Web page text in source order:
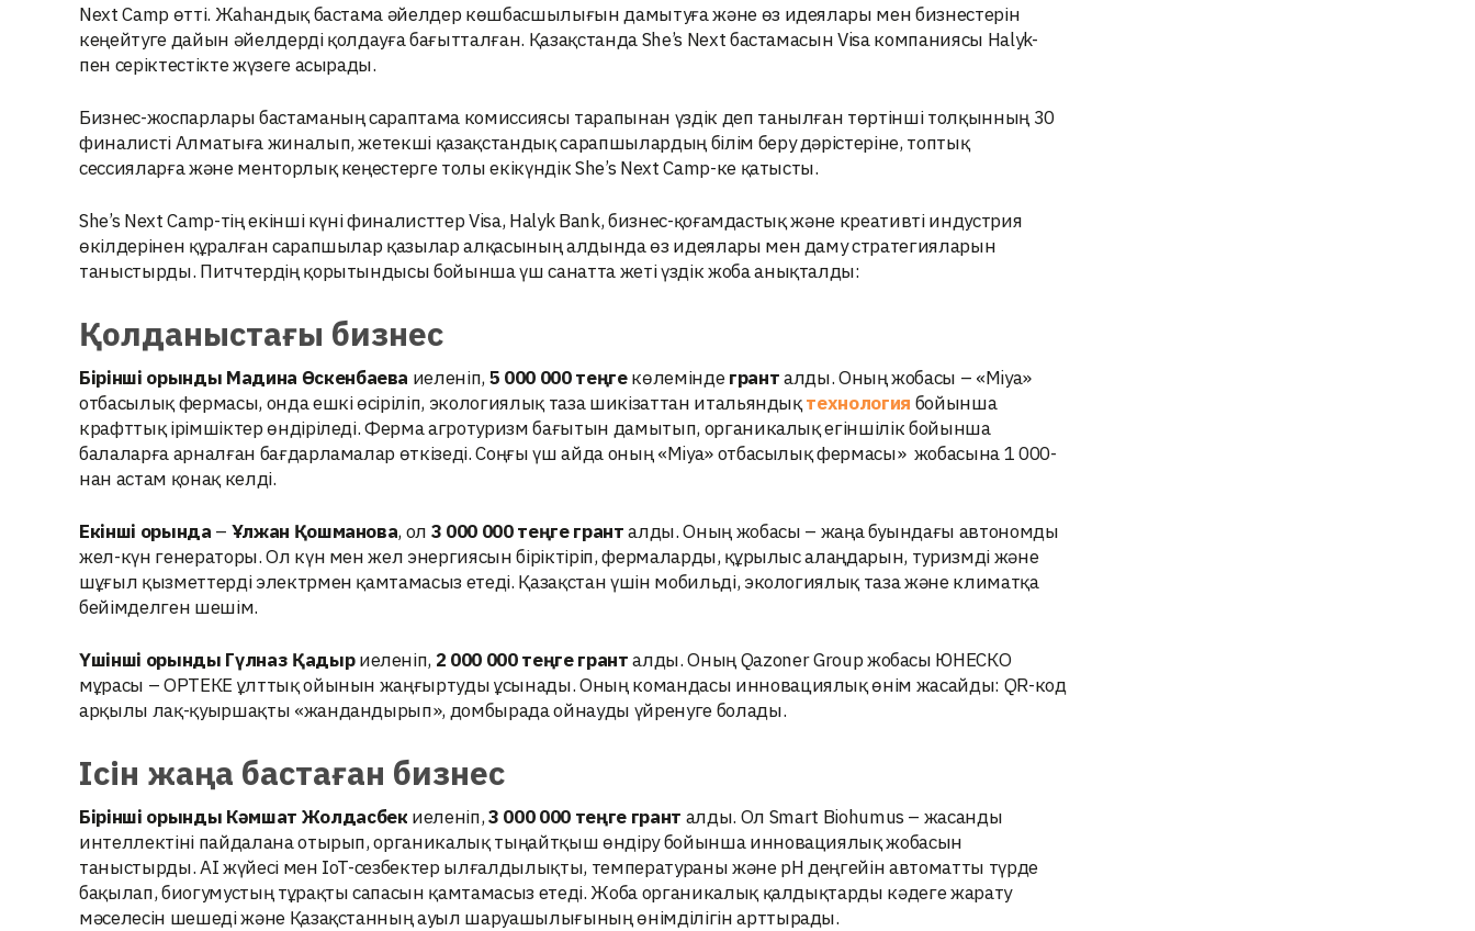
Next Camp өтті. Жаһандық бастама әйелдер көшбасшылығын дамытуға және өз идеялары мен бизнестерін
кеңейтуге дайын әйелдерді қолдауға бағытталған. Қазақстанда She’s Next бастамасын Visa компаниясы Halyk-
пен серіктестікте жүзеге асырады.
Бизнес-жоспарлары бастаманың сараптама комиссиясы тарапынан үздік деп танылған төртінші толқынның 30
финалисті Алматыға жиналып, жетекші қазақстандық сарапшылардың білім беру дәрістеріне, топтық
сессияларға және менторлық кеңестерге толы екікүндік She’s Next Camp-ке қатысты.
She’s Next Camp-тің екінші күні финалисттер Visa, Halyk Bank, бизнес-қоғамдастық және креативті индустрия
өкілдерінен құралған сарапшылар қазылар алқасының алдында өз идеялары мен даму стратегияларын
таныстырды. Питчтердің қорытындысы бойынша үш санатта жеті үздік жоба анықталды:
Қолданыстағы бизнес
Бірінші орынды Мадина Өскенбаева иеленіп, 5 000 000 теңгекөлеміндегранталды. Оның жобасы – «Miya»
отбасылық фермасы, онда ешкі өсіріліп, экологиялық таза шикізаттан итальяндықтехнология бойынша
крафттық ірімшіктер өндіріледі. Ферма агротуризм бағытын дамытып, органикалық егіншілік бойынша
балаларға арналған бағдарламалар өткізеді. Соңғы үш айда оның «Miya» отбасылық фермасы» жобасына 1 000-
нан астам қонақ келді.
Екінші орында – Ұлжан Қошманова, ол 3 000 000 теңге гранталды. Оның жобасы – жаңа буындағы автономды
жел-күн генераторы. Ол күн мен жел энергиясын біріктіріп, фермаларды, құрылыс алаңдарын, туризмді және
шұғыл қызметтерді электрмен қамтамасыз етеді. Қазақстан үшін мобильді, экологиялық таза және климатқа
бейімделген шешім.
Үшінші орынды Гүлназ Қадыриеленіп, 2 000 000 теңгегранталды. Оның Qazoner Group жобасы ЮНЕСКО
мұрасы – ОРТЕКЕ ұлттық ойынын жаңғыртуды ұсынады. Оның командасы инновациялық өнім жасайды: QR-код
арқылы лақ-қуыршақты «жандандырып», домбырада ойнауды үйренуге болады.
Ісін жаңа бастаған бизнес
Бірінші орынды Кәмшат Жолдасбек иеленіп,3 000 000 теңге грант алды. Ол Smart Biohumus – жасанды
интеллектіні пайдалана отырып, органикалық тыңайтқыш өндіру бойынша инновациялық жобасын
таныстырды. AI жүйесі мен IoT-сезбектер ылғалдылықты, температураны және pH деңгейін автоматты түрде
бақылап, биогумустың тұрақты сапасын қамтамасыз етеді. Жоба органикалық қалдықтарды кәдеге жарату
мәселесін шешеді және Қазақстанның ауыл шаруашылығының өнімділігін арттырады.